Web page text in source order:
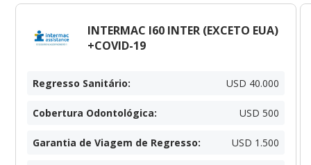
INTERMAC I60 INTER (EXCETO EUA)
+COVID-19
Regresso Sanitário: USD 40.000
Cobertura Odontológica: USD 500
Garantia de Viagem de Regresso: USD 1.500